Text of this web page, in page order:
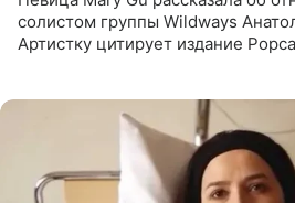
солистом группы Wildways
Артистку цитирует издание